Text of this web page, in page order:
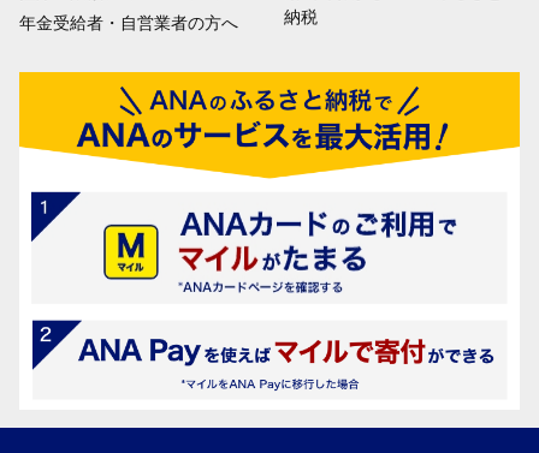
年金受給者・自営業者の方へ
納税